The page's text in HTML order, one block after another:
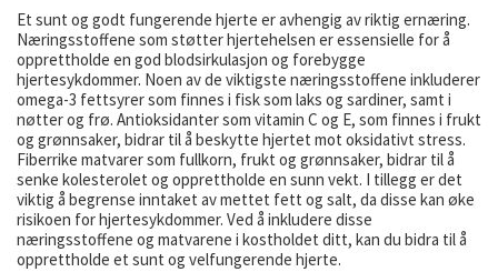
Et sunt og godt fungerende hjerte er avhengig av riktig ernæring.
Næringsstoffene som støtter hjertehelsen er essensielle for å
opprettholde en god blodsirkulasjon og forebygge
hjertesykdommer. Noen av de viktigste næringsstoffene inkluderer
omega-3 fettsyrer som finnes i fisk som laks og sardiner, samt i
nøtter og frø. Antioksidanter som vitamin C og E, som finnes i frukt
og grønnsaker, bidrar til å beskytte hjertet mot oksidativt stress.
Fiberrike matvarer som fullkorn, frukt og grønnsaker, bidrar til å
senke kolesterolet og opprettholde en sunn vekt. I tillegg er det
viktig å begrense inntaket av mettet fett og salt, da disse kan øke
risikoen for hjertesykdommer. Ved å inkludere disse
næringsstoffene og matvarene i kostholdet ditt, kan du bidra til å
opprettholde et sunt og velfungerende hjerte.